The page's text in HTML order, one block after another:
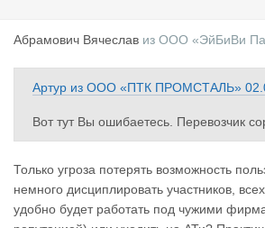
Абрамович Вячеслав из ООО «ЭйБиВи
Артур из ООО «ПТК ПРОМСТАЛЬ»
Вот тут Вы ошибаетесь. Перевозчик
писал претензию на этот счёт но ее
ещать больше так не делать? Круто!
ру за оплату сделаем!?
Только угроза потерять возможность
немного дисциплировать участников,
удобно будет работать под чужими